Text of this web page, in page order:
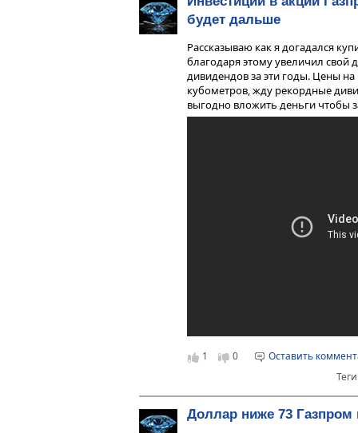
будет дальше
Рассказываю как я догадался
благодаря этому увеличил свой
дивидендов за эти годы. Цены
кубометров, жду рекордные
выгодно вложить деньги чтобы
1 0
Оставить
Доллар ниже 73